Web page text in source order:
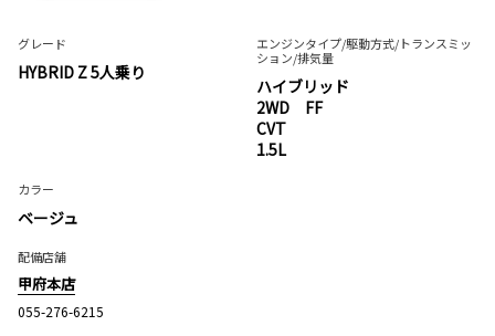
グレード
HYBRID Z 5人乗り
エンジンタイプ/駆動方式/トランスミッ
ション/排気量
ハイブリッド
2WD FF
CVT
1.5L
カラー
ベージュ
配備店舗
甲府本店
055-276-6215